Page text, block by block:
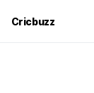
Cricbuzz